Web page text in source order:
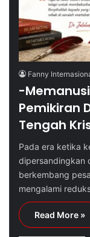
Fanny
-
Pemikiran
Tengah
Pada era ketika
dipersandingkan
berkembang
mengalami
Read More »